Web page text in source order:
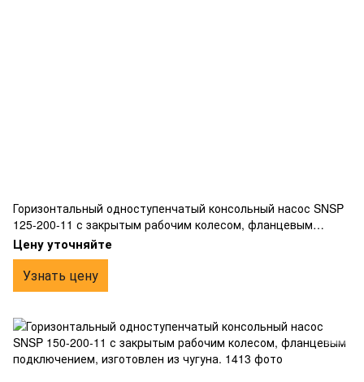
Горизонтальный одноступенчатый консольный насос SNSP
125-200-11 с закрытым рабочим колесом, фланцевым
подключением, изготовлен из чугуна.
Цену уточняйте
Узнать цену